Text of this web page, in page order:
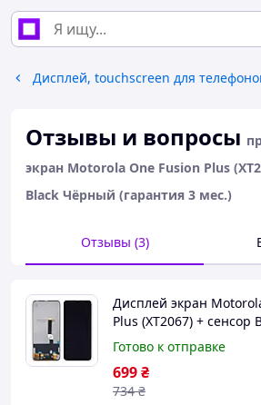
Дисплей, touchscreen для
Отзывы и вопросы
экран Motorola One Fusion Plus
Black Чёрный (гарантия 3 мес.)
Отзывы (3)
Дисплей экран
Plus (XT2067) +
(гарантия 3 мес.)
Готово к отправке
699₴
734 ₴